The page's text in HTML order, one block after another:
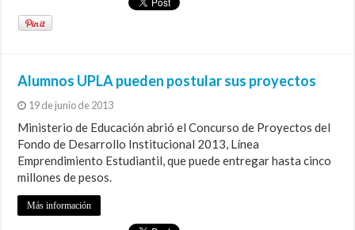
Alumnos UPLA pueden postular sus proyectos
19 de junio de 2013
Ministerio de Educación abrió el Concurso de Proyectos del
Fondo de Desarrollo Institucional 2013, Línea
Emprendimiento Estudiantil, que puede entregar hasta cinco
millones de pesos.
Más información